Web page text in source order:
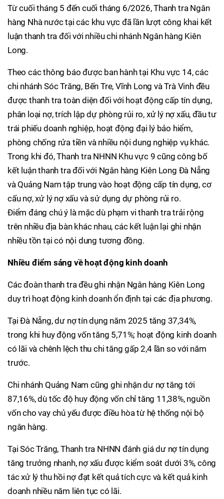
Từ cuối tháng 5 đến cuối tháng 6/2026, Thanh tra Ngân
hàng Nhà nước tại các khu vực đã lần lượt công khai kết
luận thanh tra đối với nhiều chi nhánh Ngân hàng Kiên
Long.
Theo các thông báo được ban hành tại Khu vực 14, các
chi nhánh Sóc Trăng, Bến Tre, Vĩnh Long và Trà Vinh đều
được thanh tra toàn diện đối với hoạt động cấp tín dụng,
phân loại nợ, trích lập dự phòng rủi ro, xử lý nợ xấu, đầu tư
trái phiếu doanh nghiệp, hoạt động đại lý bảo hiểm,
phòng chống rửa tiền và nhiều nội dung nghiệp vụ khác.
Trong khi đó, Thanh tra NHNN Khu vực 9 cũng công bố
kết luận thanh tra đối với Ngân hàng Kiên Long Đà Nẵng
và Quảng Nam tập trung vào hoạt động cấp tín dụng, cơ
cấu nợ, xử lý nợ xấu và sử dụng dự phòng rủi ro.
Điểm đáng chú ý là mặc dù phạm vi thanh tra trải rộng
trên nhiều địa bàn khác nhau, các kết luận lại ghi nhận
nhiều tồn tại có nội dung tương đồng.
Nhiều điểm sáng về hoạt động kinh doanh
Các đoàn thanh tra đều ghi nhận Ngân hàng Kiên Long
duy trì hoạt động kinh doanh ổn định tại các địa phương.
Tại Đà Nẵng, dư nợ tín dụng năm 2025 tăng 37,34%,
trong khi huy động vốn tăng 5,71%; hoạt động kinh doanh
có lãi và chênh lệch thu chi tăng gấp 2,4 lần so với năm
trước.
Chi nhánh Quảng Nam cũng ghi nhận dư nợ tăng tới
87,16%, dù tốc độ huy động vốn chỉ tăng 11,38%, nguồn
vốn cho vay chủ yếu được điều hòa từ hệ thống nội bộ
ngân hàng.
Tại Sóc Trăng, Thanh tra NHNN đánh giá dư nợ tín dụng
tăng trưởng nhanh, nợ xấu được kiểm soát dưới 3%, công
tác xử lý thu hồi nợ đạt kết quả tích cực và kết quả kinh
doanh nhiều năm liên tục có lãi.